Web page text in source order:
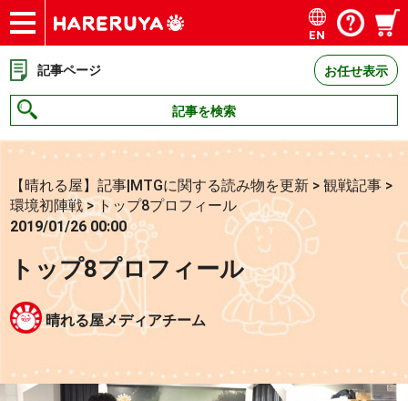
ショップ
買取
記事
デッキ検索
デッキ構築
選手一覧
店舗一覧
イベント
お問い合わせ
EN
記事ページ お任せ表示
記事を検索
【晴れる屋】記事|MTGに関する読み物を更新 >観戦記事 >
環境初陣戦>トップ8プロフィール
2019/01/26 00:00
トップ8プロフィール
晴れる屋メディアチーム